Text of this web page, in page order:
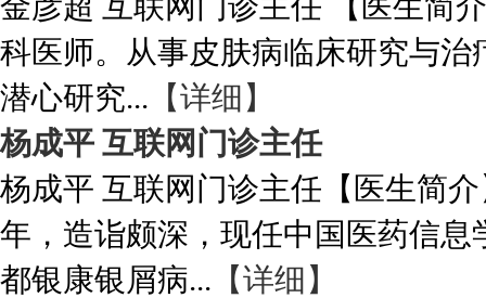
科医师。从事皮肤病临床研究与
潜心研究... 【详细】
杨成平 互联网门诊主任
杨成平 互联网门诊主任【医生简
年，造诣颇深，现任中国医药信
都银康银屑病... 【详细】